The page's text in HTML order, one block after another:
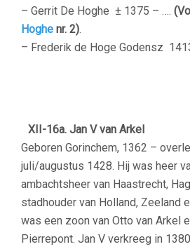
– Gerrit De Hoghe ± 1375 – ….
Hoghe nr. 2).
– Frederik de Hoge Godensz
XII-16a. Jan V van Arkel
Geboren Gorinchem, 1362 –
juli/augustus 1428. Hij was heer
ambachtsheer van Haastrecht,
stadhouder van Holland, Zeeland
was een zoon van Otto van Arkel
Pierrepont. Jan V verkreeg in